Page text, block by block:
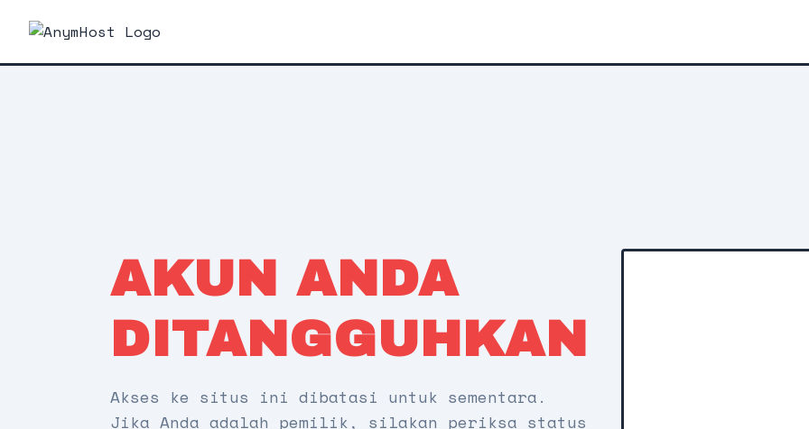
AKUN ANDA
DITANGGUHKAN
Akses ke situs ini dibatasi untuk sementara.
Jika Anda adalah pemilik, silakan periksa status